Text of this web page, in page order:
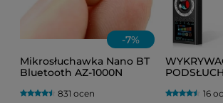
-7%
Mikrosłuchawka Nano BT
Bluetooth AZ-1000N
831 ocen
FI, RF, IR)
16